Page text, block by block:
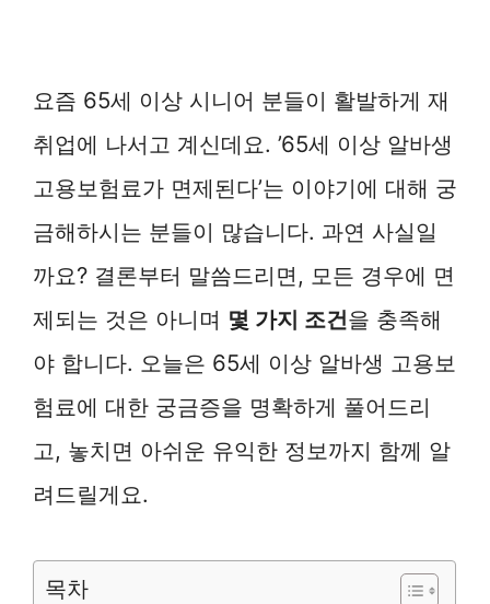
요즘 65세 이상 시니어 분들이 활발하게 재
취업에 나서고 계신데요. ’65세 이상 알바생
고용보험료가 면제된다’는 이야기에 대해 궁
금해하시는 분들이 많습니다. 과연 사실일
까요? 결론부터 말씀드리면, 모든 경우에 면
제되는 것은 아니며 몇 가지 조건을 충족해
야 합니다. 오늘은 65세 이상 알바생 고용보
험료에 대한 궁금증을 명확하게 풀어드리
고, 놓치면 아쉬운 유익한 정보까지 함께 알
려드릴게요.
목차